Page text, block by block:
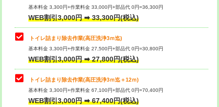
基本料金 3,300円+作業料金 33,000円+部品代 0円=36,300円
WEB割引3,000円 ➡ 33,300円(税込)
トイレ詰まり除去作業(高圧洗浄3ｍ迄)
基本料金 3,300円+作業料金 27,500円+部品代 0円=30,800円
WEB割引3,000円 ➡ 27,800円(税込)
トイレ詰まり除去作業(高圧洗浄3ｍ迄＋12ｍ)
基本料金 3,300円+作業料金 67,100円+部品代 0円=70,400円
WEB割引3,000円 ➡ 67,400円(税込)